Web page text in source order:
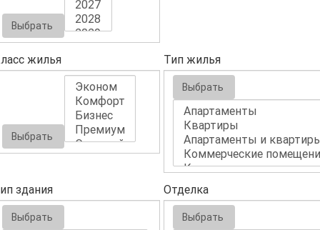
Выбрать
жилья
Выбрать
Тип жилья
Выбрать
здания
Выбрать
Отделка
Выбрать